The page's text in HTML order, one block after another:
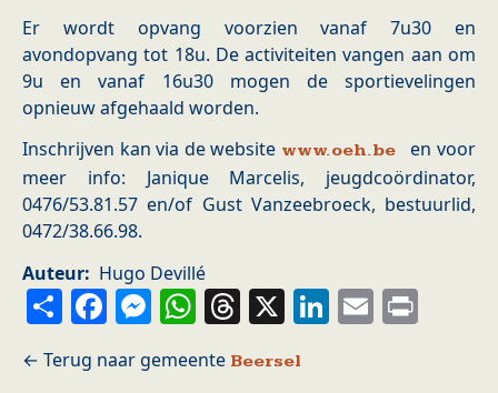
Er wordt opvang voorzien vanaf 7u30 en
avondopvang tot 18u. De activiteiten vangen aan om
9u en vanaf 16u30 mogen de sportievelingen
opnieuw afgehaald worden.
Inschrijven kan via de website www.oeh.been voor
meer info: Janique Marcelis, jeugdcoördinator,
0476/53.81.57 en/of Gust Vanzeebroeck, bestuurlid,
0472/38.66.98.
Auteur
Hugo Devillé
ShareFacebook
Messenger
WhatsApp
Threads
X LinkedIn
Email
Beersel